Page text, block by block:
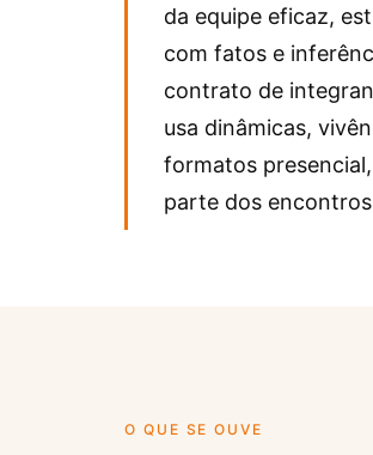
da equipe eficaz,
com fatos e
contrato de
usa dinâmicas,
formatos
parte dos
O QUE SE OUVE